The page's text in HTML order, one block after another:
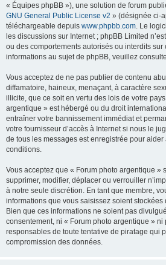
« Équipes phpBB »), une solution de forum
GNU General Public License v2 » (désignée ci-
téléchargeable depuis www.phpbb.com. Le
les discussions sur Internet ; phpBB Limited
ou des comportements autorisés ou interdits
informations au sujet de phpBB, veuillez
Vous acceptez de ne pas publier de contenu
diffamatoire, haineux, menaçant, à caractère
illicite, que ce soit en vertu des lois de votre
argentique » est hébergé ou du droit
entraîner votre bannissement immédiat et
votre fournisseur d’accès à Internet si nous le
de tous les messages est enregistrée pour aider
conditions.
Vous acceptez que « Forum photo argentique »
supprimer, modifier, déplacer ou verrouiller
à notre seule discrétion. En tant que membre,
informations que vous saisissez soient
Bien que ces informations ne soient pas
consentement, ni « Forum photo argentique »
responsables de toute tentative de piratage qui
compromission des données.